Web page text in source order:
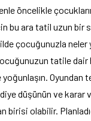
öncelikle
bu ara tatil uzun
çocuğunuzla
tatile dair
düşünün ve
birisi olabilir.